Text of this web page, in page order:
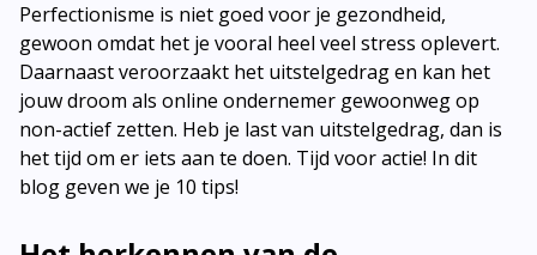
Perfectionisme is niet goed voor je gezondheid,
gewoon omdat het je vooral heel veel stress oplevert.
Daarnaast veroorzaakt het uitstelgedrag en kan het
jouw droom als online ondernemer gewoonweg op
non-actief zetten. Heb je last van uitstelgedrag, dan is
het tijd om er iets aan te doen. Tijd voor actie! In dit
blog geven we je 10 tips!